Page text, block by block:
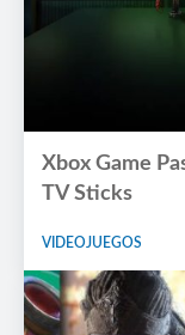
Xbox Game
TV Sticks
VIDEOJUEGOS